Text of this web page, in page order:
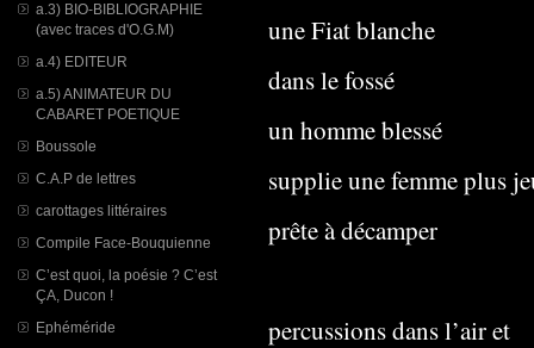
a.3) BIO-BIBLIOGRAPHIE
(avec traces d'O.G.M)
a.4) EDITEUR
a.5) ANIMATEUR DU
CABARET POETIQUE
Boussole
C.A.P de lettres
carottages littéraires
Compile Face-Bouquienne
C’est quoi, la poésie ? C’est
ÇA, Ducon !
Ephéméride
une Fiat blanche
dans le fossé
un homme blessé
supplie une femme plus
prête à décamper
percussions dans l’air et